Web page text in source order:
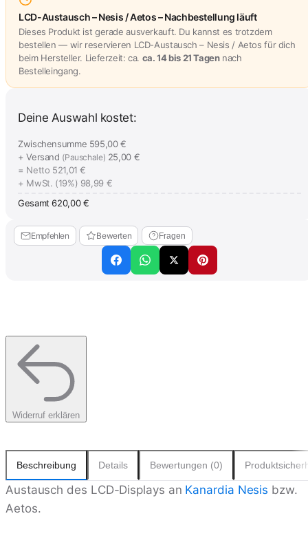
LCD-Austausch – Nesis / Aetos – Nachbestellung läuft
Dieses Produkt ist gerade ausverkauft. Du kannst es trotzdem
bestellen — wir reservieren LCD-Austausch – Nesis / Aetos für dich
beim Hersteller. Lieferzeit: ca. ca. 14 bis 21 Tagennach
Bestelleingang.
Deine Auswahl kostet:
Zwischensumme 595,00 €
+ Versand (Pauschale) 25,00 €
= Netto 521,01 €
+ MwSt. (19%) 98,99 €
Gesamt 620,00 €
Empfehlen Bewerten Fragen
Widerruf erklären
Beschreibung Details Bewertungen (0)
Austausch des LCD-Displays an Kanardia Nesis bzw.
Aetos.